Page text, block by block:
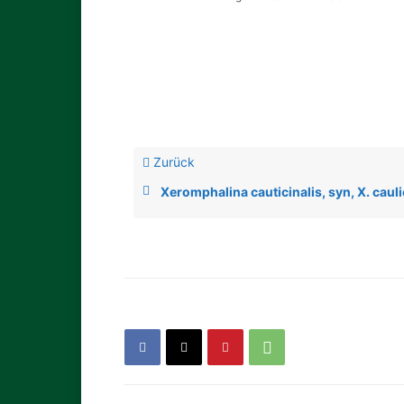
Zurück
Xeromphalina cauticinalis, syn, X.